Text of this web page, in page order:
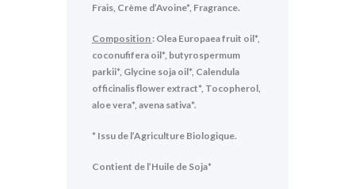
Frais, Crème d’Avoine*, Fragrance.
Composition : Olea Europaea fruit oil*,
coconufifera oil*, butyrospermum
parkii*, Glycine soja oil*, Calendula
officinalis flower extract*, Tocopherol,
aloe vera*, avena sativa*.
* Issu de l’Agriculture Biologique.
Contient de l’Huile de Soja*